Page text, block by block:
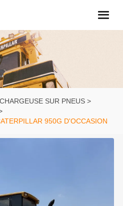
CHARGEUSE SUR PNEUS
950G D'OCCASION